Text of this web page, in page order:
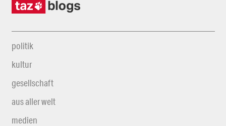
politik
kultur
gesellschaft
aus aller welt
medien